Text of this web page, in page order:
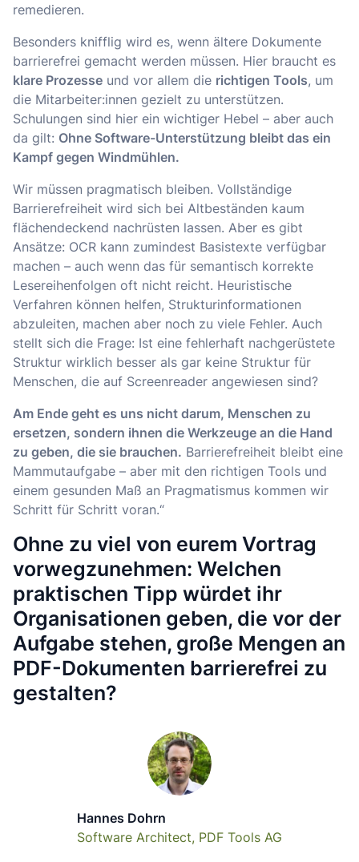
remedieren.
Besonders knifflig wird es, wenn ältere Dokumente
barrierefrei gemacht werden müssen. Hier braucht es
klare Prozesse und vor allem die richtigen Tools, um
die Mitarbeiter:innen gezielt zu unterstützen.
Schulungen sind hier ein wichtiger Hebel – aber auch
da gilt: Ohne Software-Unterstützung bleibt das ein
Kampf gegen Windmühlen.
Wir müssen pragmatisch bleiben. Vollständige
Barrierefreiheit wird sich bei Altbeständen kaum
flächendeckend nachrüsten lassen. Aber es gibt
Ansätze: OCR kann zumindest Basistexte verfügbar
machen – auch wenn das für semantisch korrekte
Lesereihenfolgen oft nicht reicht. Heuristische
Verfahren können helfen, Strukturinformationen
abzuleiten, machen aber noch zu viele Fehler. Auch
stellt sich die Frage: Ist eine fehlerhaft nachgerüstete
Struktur wirklich besser als gar keine Struktur für
Menschen, die auf Screenreader angewiesen sind?
Am Ende geht es uns nicht darum, Menschen zu
ersetzen, sondern ihnen die Werkzeuge an die Hand
zu geben, die sie brauchen. Barrierefreiheit bleibt eine
Mammutaufgabe – aber mit den richtigen Tools und
einem gesunden Maß an Pragmatismus kommen wir
Schritt für Schritt voran.“
Ohne zu viel von eurem Vortrag
vorwegzunehmen: Welchen
praktischen Tipp würdet ihr
Organisationen geben, die vor der
Aufgabe stehen, große Mengen an
PDF-Dokumenten barrierefrei zu
gestalten?
Hannes Dohrn
Software Architect, PDF Tools AG